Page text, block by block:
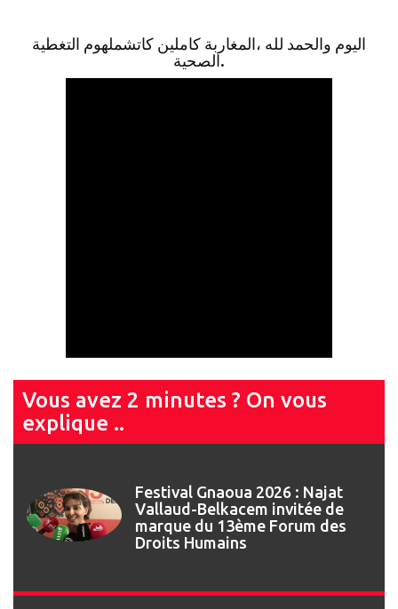
اليوم والحمد لله ،المغاربة كاملين كاتشملهوم التغطية
الصحية.
Vous avez 2 minutes ? On vous
explique ..
Festival Gnaoua 2026 : Najat
Vallaud-Belkacem invitée de
marque du 13ème Forum des
Droits Humains